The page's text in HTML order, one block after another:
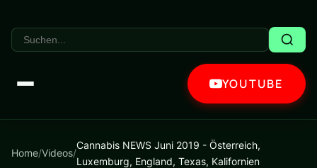
YOUTUBE
Home/Videos/
Cannabis NEWS Juni 2019 - Österreich,
Luxemburg, England, Texas, Kalifornien